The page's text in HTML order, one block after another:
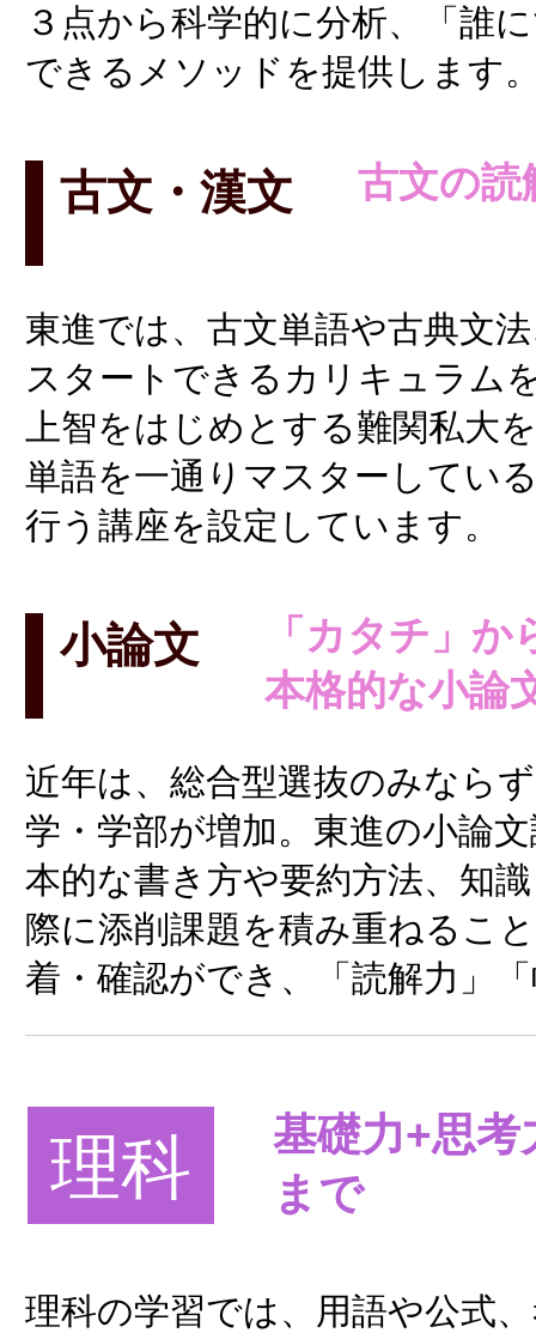
３点から科学的に分析、「誰
できるメソッドを提供します
古文・漢文 古文の読
東進では、古文単語や古典文
スタートできるカリキュラム
上智をはじめとする難関私大
単語を一通りマスターしてい
行う講座を設定しています。
小論文
「カタチ」
本格的な小論
近年は、総合型選抜のみなら
学・学部が増加。東進の小論
本的な書き方や要約方法、知
際に添削課題を積み重ねるこ
着・確認ができ、「読解力」
理科
基礎力+思
まで
理科の学習では、用語や公式